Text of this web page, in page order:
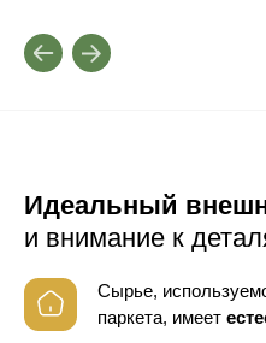
Идеальный
и внимание к
Сырье,
паркета, имеет